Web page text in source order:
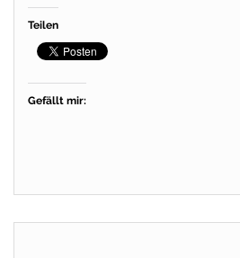
Teilen
Gefällt mir: